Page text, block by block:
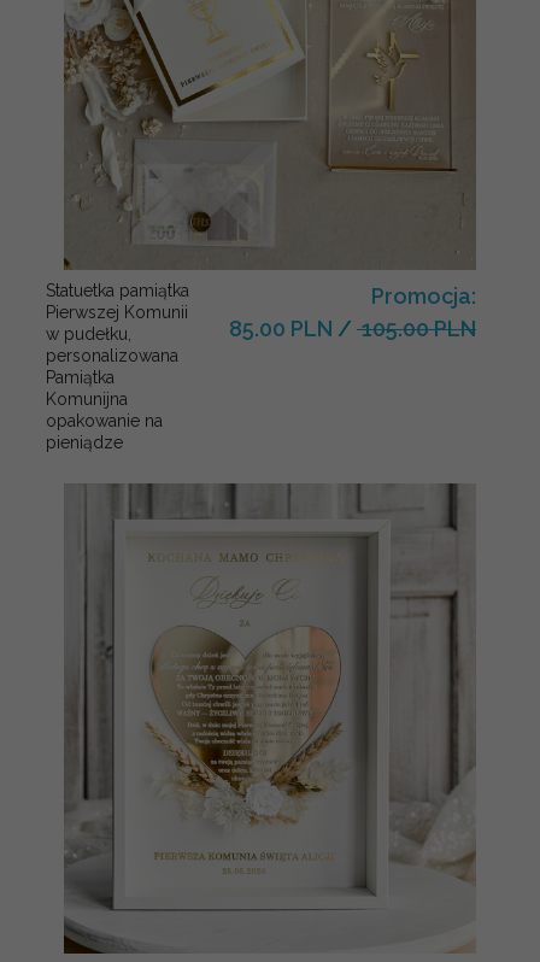
Statuetka pamiątka
Pierwszej Komunii
w pudełku,
personalizowana
Pamiątka
Komunijna
opakowanie na
pieniądze
Promocja:
85.00 PLN / 105.00 PLN